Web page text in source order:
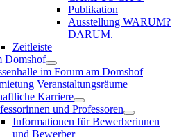
Publikation
Ausstellung WARUM?
DARUM.
Zeitleiste
Domshof
im Forum am Domshof
Veranstaltungsräume
Karriere
und Professoren
Informationen für Bewerberinnen
und Bewerber